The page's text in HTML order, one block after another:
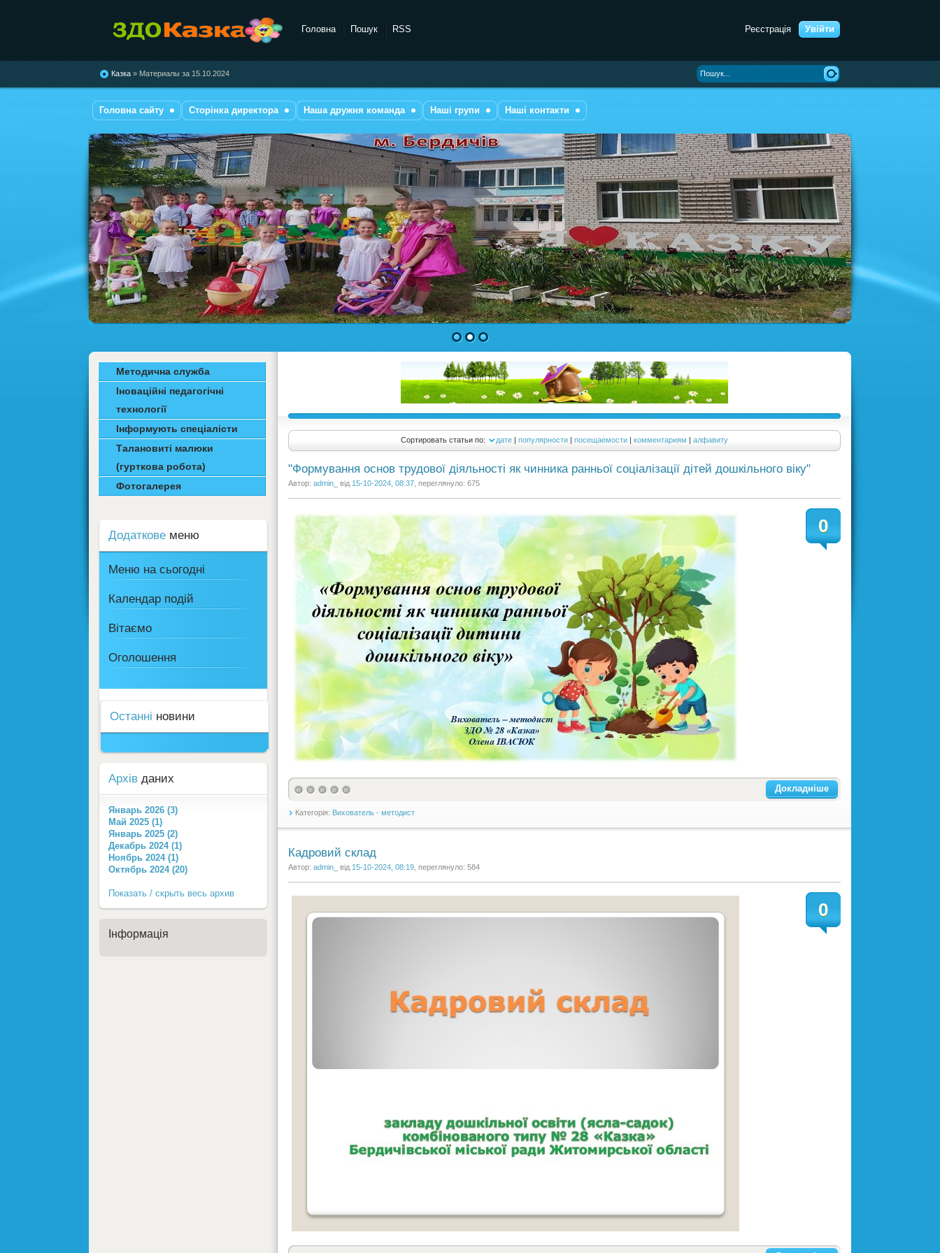
"Казка"
Реєстрація Увійти
Головна Пошук RSS
Казка » Материалы за 15.10.2024
Головна сайту Сторінка директора Наша дружня команда Наші групи Наші контакти
1 2 3
Сортировать статьи по: дате | популярности | посещаемости | комментариям | алфавиту
"Формування основ трудової діяльності як чинника ранньої соціалізації дітей дошкільного віку"
Автор: admin_ від 15-10-2024, 08:37 , переглянуло: 675
0
Докладніше
Категорія: Вихователь - методист
Кадровий склад
Автор: admin_ від 15-10-2024, 08:19 , переглянуло: 584
0
Методична служба
Іноваційні педагогічні
технології
Інформують спеціалісти
Талановиті малюки
(гурткова робота)
Фотогалерея
Додаткове меню
Меню на сьогодні
Календар подій
Вітаємо
Оголошення
Останні новини
Архів даних
Январь 2026 (3)
Май 2025 (1)
Январь 2025 (2)
Декабрь 2024 (1)
Ноябрь 2024 (1)
Октябрь 2024 (20)
Показать / скрыть весь архив
Інформація